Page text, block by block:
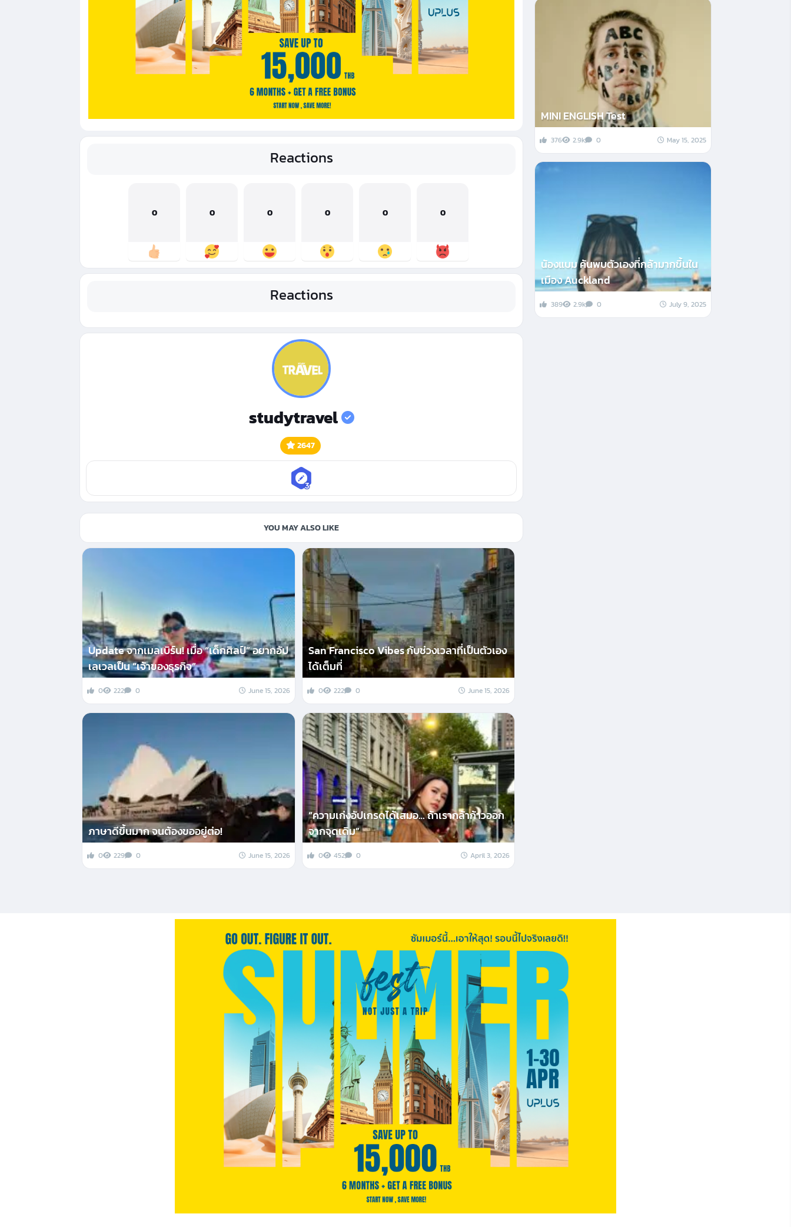
Reactions
0 0 0 0 0 0
Reactions
studytravel
2647
YOU MAY ALSO LIKE
Update จากเมลเบิร์น! เมื่อ “เด็กศิลป์” อยากอัป
เลเวลเป็น “เจ้าของธุรกิจ”
0 222 0 June 15, 2026
San Francisco Vibes กับช่วงเวลาที่เป็นตัวเอง
ได้เต็มที่
0 222 0 June 15, 2026
ภาษาดีขึ้นมาก จนต้องขออยู่ต่อ!
0 229 0 June 15, 2026
“ความเก่งอัปเกรดได้เสมอ… ถ้าเรากล้าก้าวออก
จากจุดเดิม”
0 452 0 April 3, 2026
MINI ENGLISH Test
376 2.9k 0 May 15, 2025
น้องแบม ค้นพบตัวเองที่กล้ามากขึ้นใน
เมือง Auckland
389 2.9k 0 July 9, 2025